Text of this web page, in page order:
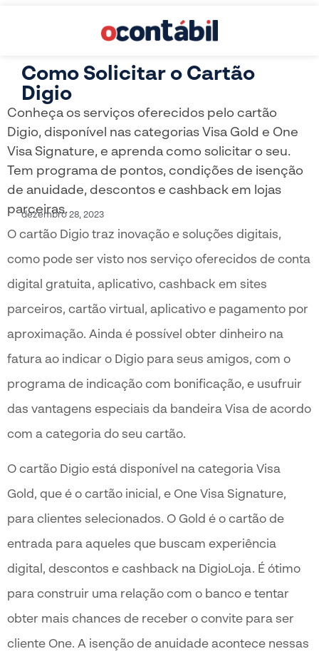
Como Solicitar o Cartão
Digio
Conheça os serviços oferecidos pelo cartão
Digio, disponível nas categorias Visa Gold e One
Visa Signature, e aprenda como solicitar o seu.
Tem programa de pontos, condições de isenção
de anuidade, descontos e cashback em lojas
parceiras.
dezembro 28, 2023
O cartão Digio traz inovação e soluções digitais,
como pode ser visto nos serviço oferecidos de conta
digital gratuita, aplicativo, cashback em sites
parceiros, cartão virtual, aplicativo e pagamento por
aproximação. Ainda é possível obter dinheiro na
fatura ao indicar o Digio para seus amigos, com o
programa de indicação com bonificação, e usufruir
das vantagens especiais da bandeira Visa de acordo
com a categoria do seu cartão.
O cartão Digio está disponível na categoria Visa
Gold, que é o cartão inicial, e One Visa Signature,
para clientes selecionados. O Gold é o cartão de
entrada para aqueles que buscam experiência
digital, descontos e cashback na DigioLoja. É ótimo
para construir uma relação com o banco e tentar
obter mais chances de receber o convite para ser
cliente One. A isenção de anuidade acontece nessas